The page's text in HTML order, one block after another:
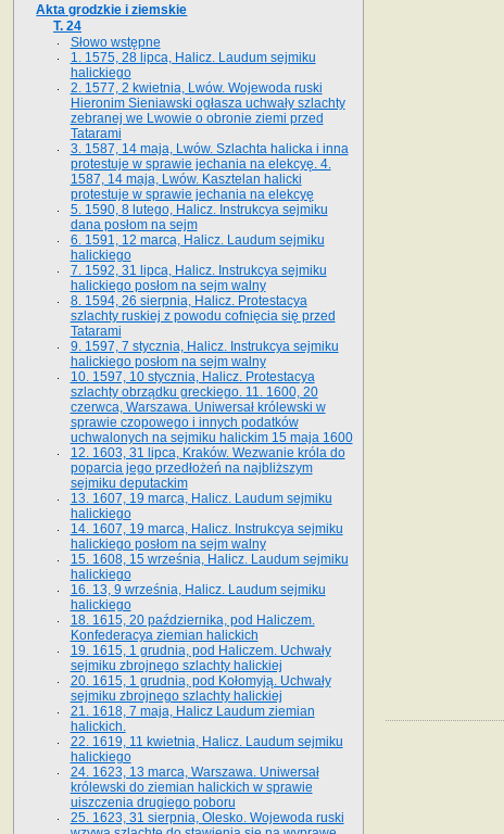
Akta grodzkie i ziemskie
T. 24
Słowo wstępne
1. 1575, 28 lipca, Halicz. Laudum sejmiku
halickiego
2. 1577, 2 kwietnia, Lwów. Wojewoda ruski
Hieronim Sieniawski ogłasza uchwały szlachty
zebranej we Lwowie o obronie ziemi przed
Tatarami
3. 1587, 14 maja, Lwów. Szlachta halicka i inna
protestuje w sprawie jechania na elekcyę. 4.
1587, 14 maja, Lwów. Kasztelan halicki
protestuje w sprawie jechania na elekcyę
5. 1590, 8 lutego, Halicz. Instrukcya sejmiku
dana posłom na sejm
6. 1591, 12 marca, Halicz. Laudum sejmiku
halickiego
7. 1592, 31 lipca, Halicz. Instrukcya sejmiku
halickiego posłom na sejm walny
8. 1594, 26 sierpnia, Halicz. Protestacya
szlachty ruskiej z powodu cofnięcia się przed
Tatarami
9. 1597, 7 stycznia, Halicz. Instrukcya sejmiku
halickiego posłom na sejm walny
10. 1597, 10 stycznia, Halicz. Protestacya
szlachty obrządku greckiego. 11. 1600, 20
czerwca, Warszawa. Uniwersał królewski w
sprawie czopowego i innych podatków
uchwalonych na sejmiku halickim 15 maja 1600
12. 1603, 31 lipca, Kraków. Wezwanie króla do
poparcia jego przedłożeń na najbliższym
sejmiku deputackim
13. 1607, 19 marca, Halicz. Laudum sejmiku
halickiego
14. 1607, 19 marca, Halicz. Instrukcya sejmiku
halickiego posłom na sejm walny
15. 1608, 15 września, Halicz. Laudum sejmiku
halickiego
16. 13, 9 września, Halicz. Laudum sejmiku
halickiego
18. 1615, 20 października, pod Haliczem.
Konfederacya ziemian halickich
19. 1615, 1 grudnia, pod Haliczem. Uchwały
sejmiku zbrojnego szlachty halickiej
20. 1615, 1 grudnia, pod Kołomyją. Uchwały
sejmiku zbrojnego szlachty halickiej
21. 1618, 7 maja, Halicz Laudum ziemian
halickich.
22. 1619, 11 kwietnia, Halicz. Laudum sejmiku
halickiego
24. 1623, 13 marca, Warszawa. Uniwersał
królewski do ziemian halickich w sprawie
uiszczenia drugiego poboru
25. 1623, 31 sierpnia, Olesko. Wojewoda ruski